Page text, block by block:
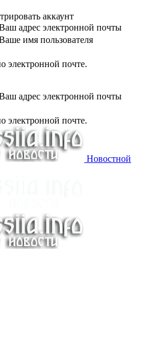
аккаунт
адрес электронной почты
имя пользователя
электронной почте.
адрес электронной почты
электронной почте.
Новостной